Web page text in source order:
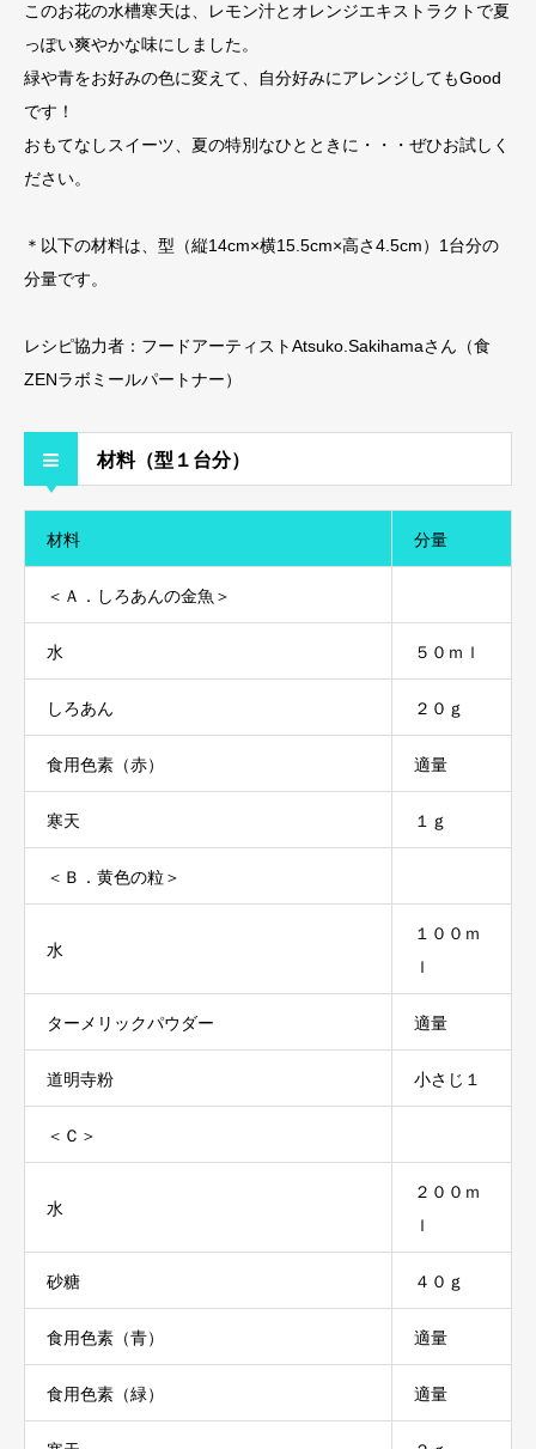
このお花の水槽寒天は、レモン汁とオレンジエキストラクトで夏
っぽい爽やかな味にしました。
緑や青をお好みの色に変えて、自分好みにアレンジしてもGood
です！
おもてなしスイーツ、夏の特別なひとときに・・・ぜひお試しく
ださい。
＊以下の材料は、型（縦14cm×横15.5cm×高さ4.5cm）1台分の
分量です。
レシピ協力者：フードアーティストAtsuko.Sakihamaさん（食
ZENラボミールパートナー）
材料（型１台分）
材料 分量
＜Ａ．しろあんの金魚＞
水 ５０ｍｌ
しろあん ２０ｇ
食用色素（赤） 適量
寒天 １ｇ
＜Ｂ．黄色の粒＞
水
１００ｍ
ｌ
ターメリックパウダー 適量
道明寺粉 小さじ１
＜Ｃ＞
水
２００ｍ
ｌ
砂糖 ４０ｇ
食用色素（青） 適量
食用色素（緑） 適量